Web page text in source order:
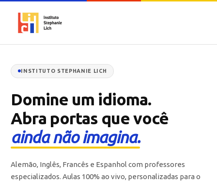
INSTITUTO STEPHANIE LICH
Domine um idioma.
Abra portas que você
ainda não imagina.
Alemão, Inglês, Francês e Espanhol com professores
especializados. Aulas 100% ao vivo, personalizadas para o